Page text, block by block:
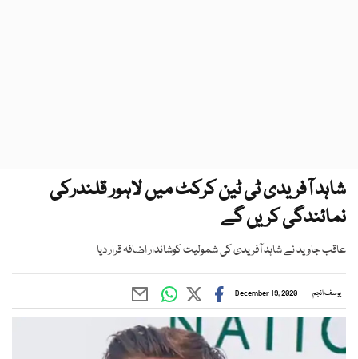
شاہد آفریدی ٹی ٹین کرکٹ میں لاہور قلندرکی
نمائندگی کریں گے
عاقب جاوید نے شاہد آفریدی کی شمولیت کوشاندار اضافہ قرار دیا
یوسف انجم December 19, 2020